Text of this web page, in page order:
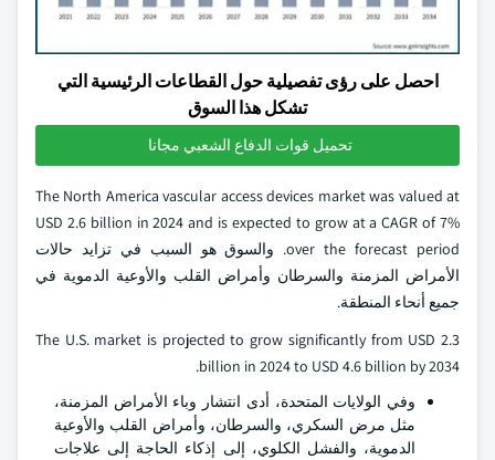
احصل على رؤى تفصيلية حول القطاعات الرئيسية التي
تشكل هذا السوق
تحميل قوات الدفاع الشعبي مجانا
The North America vascular access devices market was valued at
USD 2.6 billion in 2024 and is expected to grow at a CAGR of 7%
over the forecast period. والسوق هو السبب في تزايد حالات
الأمراض المزمنة والسرطان وأمراض القلب والأوعية الدموية في
جميع أنحاء المنطقة.
The U.S. market is projected to grow significantly from USD 2.3
billion in 2024 to USD 4.6 billion by 2034.
وفي الولايات المتحدة، أدى انتشار وباء الأمراض المزمنة،
مثل مرض السكري، والسرطان، وأمراض القلب والأوعية
الدموية، والفشل الكلوي، إلى إذكاء الحاجة إلى علاجات